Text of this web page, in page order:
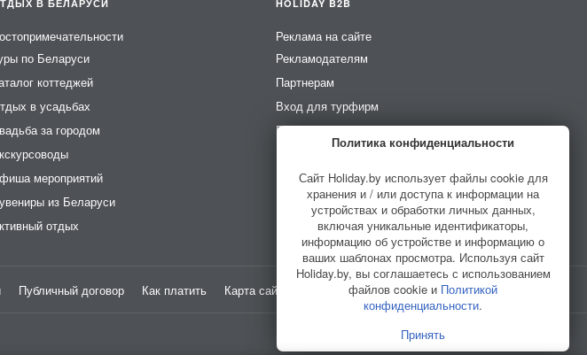
В БЕЛАРУСИ
по Беларуси
коттеджей
в усадьбах
за городом
мероприятий
из Беларуси
отдых
HOLIDAY B2B
Реклама на сайте
Рекламодателям
Партнерам
Вход для турфирм
Вход для усадеб
Публичный договор Как платить Карта сайта Разработано вHELLO WORLD
Политика конфиденциальности
Сайт Holiday.by использует файлы cookie для
хранения и / или доступа к информации на
устройствах и обработки личных данных,
включая уникальные идентификаторы,
информацию об устройстве и информацию о
ваших шаблонах просмотра. Используя сайт
Holiday.by, вы соглашаетесь с использованием
файлов cookie и Политикой
конфиденциальности.
Принять